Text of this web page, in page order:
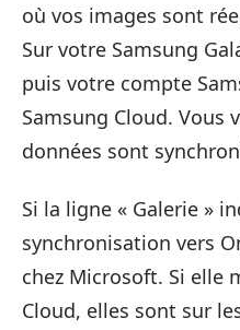
où vos images sont
Sur votre Samsung
puis votre compte
Samsung Cloud. Vous
données sont
Si la ligne « Galerie »
synchronisation vers
chez Microsoft. Si elle
Cloud, elles sont sur